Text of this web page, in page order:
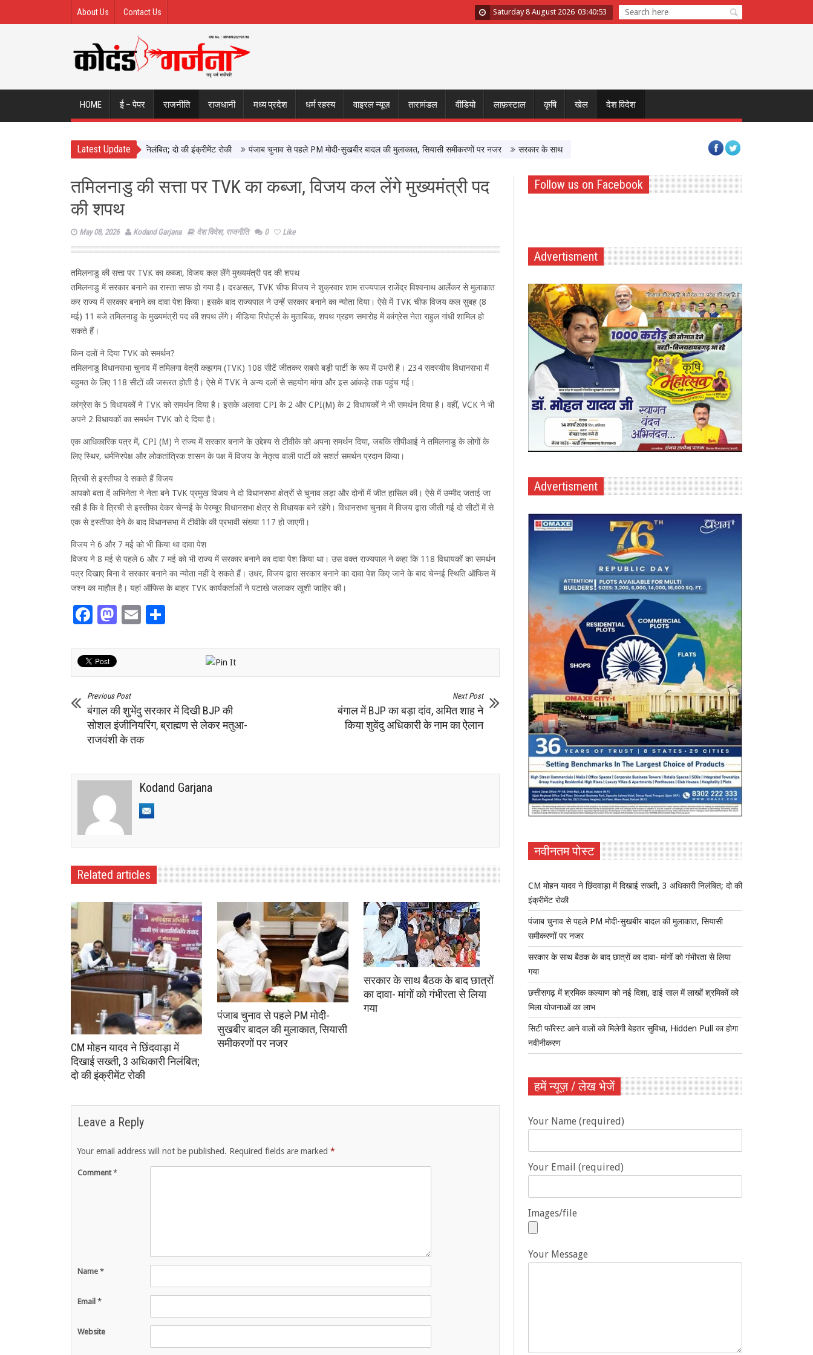
About Us Contact Us Saturday 8 August 2026 03:40:53
HOME ई – पेपर राजनीति राजधानी मध्य प्रदेश धर्म रहस्य वाइरल न्यूज़ तारामंडल वीडियो लाफ़स्टाल कृषि खेल देश विदेश
Latest Update
छिंदवाड़ा में दिखाई सख्ती, 3 अधिकारी निलंबित; दो की इंक्रीमेंट रोकी पंजाब चुनाव से पहले PM मोदी-सुखबीर बादल की मुलाकात, सियासी समीकरणों पर नजर सरकार के साथ बैठक के बाद छात्रों का दावा- मांगों को गंभीरता से लिया गया छत्तीसगढ़ में श्रमिक
तमिलनाडु की सत्ता पर TVK का कब्जा, विजय कल लेंगे मुख्यमंत्री पद
की शपथ
May 08, 2026 Kodand Garjana देश विदेश, राजनीति 0 Like
तमिलनाडु की सत्ता पर TVK का कब्जा, विजय कल लेंगे मुख्यमंत्री पद की शपथ
तमिलनाडु में सरकार बनाने का रास्ता साफ हो गया है। दरअसल, TVK चीफ विजय ने शुक्रवार शाम राज्यपाल राजेंद्र विश्वनाथ आर्लेकर से मुलाकात
कर राज्य में सरकार बनाने का दावा पेश किया। इसके बाद राज्यपाल ने उन्हें सरकार बनाने का न्योता दिया। ऐसे में TVK चीफ विजय कल सुबह (8
मई) 11 बजे तमिलनाडु के मुख्यमंत्री पद की शपथ लेंगे। मीडिया रिपोर्ट्स के मुताबिक, शपथ ग्रहण समारोह में कांग्रेस नेता राहुल गांधी शामिल हो
सकते हैं।
किन दलों ने दिया TVK को समर्थन?
तमिलनाडु विधानसभा चुनाव में तमिलगा वेत्री कझगम (TVK) 108 सीटें जीतकर सबसे बड़ी पार्टी के रूप में उभरी है। 234 सदस्यीय विधानसभा में
बहुमत के लिए 118 सीटों की जरूरत होती है। ऐसे में TVK ने अन्य दलों से सहयोग मांगा और इस आंकड़े तक पहुंच गई।
कांग्रेस के 5 विधायकों ने TVK को समर्थन दिया है। इसके अलावा CPI के 2 और CPI(M) के 2 विधायकों ने भी समर्थन दिया है। वहीं, VCK ने भी
अपने 2 विधायकों का समर्थन TVK को दे दिया है।
एक आधिकारिक पत्र में, CPI (M) ने राज्य में सरकार बनाने के उद्देश्य से टीवीके को अपना समर्थन दिया, जबकि सीपीआई ने तमिलनाडु के लोगों के
लिए स्थिर, धर्मनिरपेक्ष और लोकतांत्रिक शासन के पक्ष में विजय के नेतृत्व वाली पार्टी को सशर्त समर्थन प्रदान किया।
त्रिची से इस्तीफा दे सकते हैं विजय
आपको बता दें अभिनेता ने नेता बने TVK प्रमुख विजय ने दो विधानसभा क्षेत्रों से चुनाव लड़ा और दोनों में जीत हासिल की। ऐसे में ​​उम्मीद जताई जा
रही है कि वे त्रिची से इस्तीफा देकर चेन्नई के पेरम्बूर विधानसभा क्षेत्र से विधायक बने रहेंगे। विधानसभा चुनाव में विजय द्वारा जीती गई दो सीटों में से
एक से इस्तीफा देने के बाद विधानसभा में टीवीके की प्रभावी संख्या 117 हो जाएगी।
विजय ने 6 और 7 मई को भी किया था दावा पेश
विजय ने 8 मई से पहले 6 और 7 मई को भी राज्य में सरकार बनाने का दावा पेश किया था। उस वक्त राज्यपाल ने कहा कि 118 विधायकों का समर्थन
पत्र दिखाए बिना वे सरकार बनाने का न्योता नहीं दे सकते हैं। उधर, विजय द्वारा सरकार बनाने का दावा पेश किए जाने के बाद चेन्नई स्थिति ऑफिस में
जश्न का माहौल है। यहां ऑफिस के बाहर TVK कार्यकर्ताओं ने पटाखे जलाकर खुशी जाहिर की।
Facebook
Mastodon
Email
Previous Post
बंगाल की शुभेंदु सरकार में दिखी BJP की
सोशल इंजीनियरिंग, ब्राह्मण से लेकर मतुआ-
राजवंशी के तक
Next Post
बंगाल में BJP का बड़ा दांव, अमित शाह ने
किया शुवेंदु अधिकारी के नाम का ऐलान
Kodand Garjana
Related articles
CM मोहन यादव ने छिंदवाड़ा में
दिखाई सख्ती, 3 अधिकारी निलंबित;
दो की इंक्रीमेंट रोकी
पंजाब चुनाव से पहले PM मोदी-
सुखबीर बादल की मुलाकात, सियासी
समीकरणों पर नजर
सरकार के साथ बैठक के बाद छात्रों
का दावा- मांगों को गंभीरता से लिया
गया
Leave a Reply
Your email address will not be published. Required fields are marked *
Comment*
Name *
Email *
Website
Follow us on Facebook
Advertisment
Advertisment
नवीनतम पोस्ट
CM मोहन यादव ने छिंदवाड़ा में दिखाई सख्ती, 3 अधिकारी निलंबित; दो की
इंक्रीमेंट रोकी
पंजाब चुनाव से पहले PM मोदी-सुखबीर बादल की मुलाकात, सियासी
समीकरणों पर नजर
सरकार के साथ बैठक के बाद छात्रों का दावा- मांगों को गंभीरता से लिया
गया
छत्तीसगढ़ में श्रमिक कल्याण को नई दिशा, ढाई साल में लाखों श्रमिकों को
मिला योजनाओं का लाभ
सिटी फॉरेस्ट आने वालों को मिलेगी बेहतर सुविधा, Hidden Pull का होगा
नवीनीकरण
हमें न्यूज़ / लेख भेजें
Your Name (required)
Your Email (required)
Images/file
Your Message